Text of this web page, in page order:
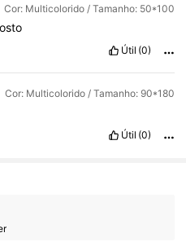
Cor: Multicolorido / Tamanho: 50*100
Útil (0)
Cor: Multicolorido / Tamanho: 90*180
Útil (0)